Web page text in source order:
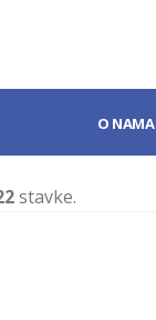
O NAMA
stavke.